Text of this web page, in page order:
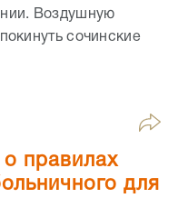
Воздушную
сочинские
правилах
для